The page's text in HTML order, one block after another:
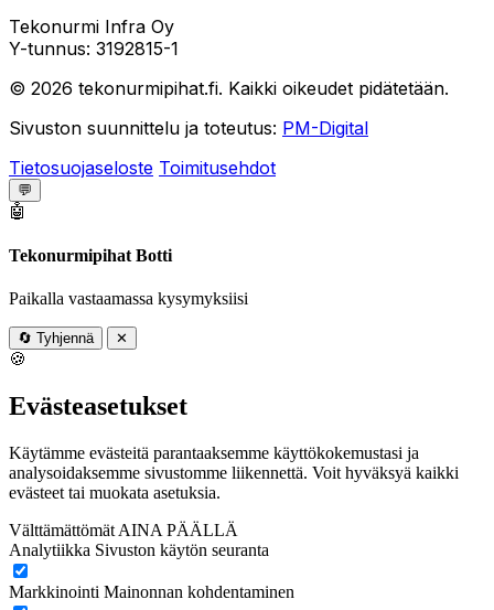
Tekonurmi Infra Oy
Y-tunnus: 3192815-1
© 2026 tekonurmipihat.fi. Kaikki oikeudet pidätetään.
Sivuston suunnittelu ja toteutus: PM-Digital
Tietosuojaseloste Toimitusehdot
💬
🤖
Tekonurmipihat Botti
Paikalla vastaamassa kysymyksiisi
🔄 Tyhjennä ✕
🍪
Evästeasetukset
Käytämme evästeitä parantaaksemme käyttökokemustasi ja
analysoidaksemme sivustomme liikennettä. Voit hyväksyä kaikki
evästeet tai muokata asetuksia.
Välttämättömät AINA PÄÄLLÄ
Analytiikka Sivuston käytön seuranta
Markkinointi Mainonnan kohdentaminen